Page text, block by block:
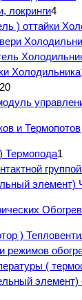
локринги4
) оттайки
Холодильника
20
и Термопотов
Термопода1
элемент)
)
режимов
(
элемент)